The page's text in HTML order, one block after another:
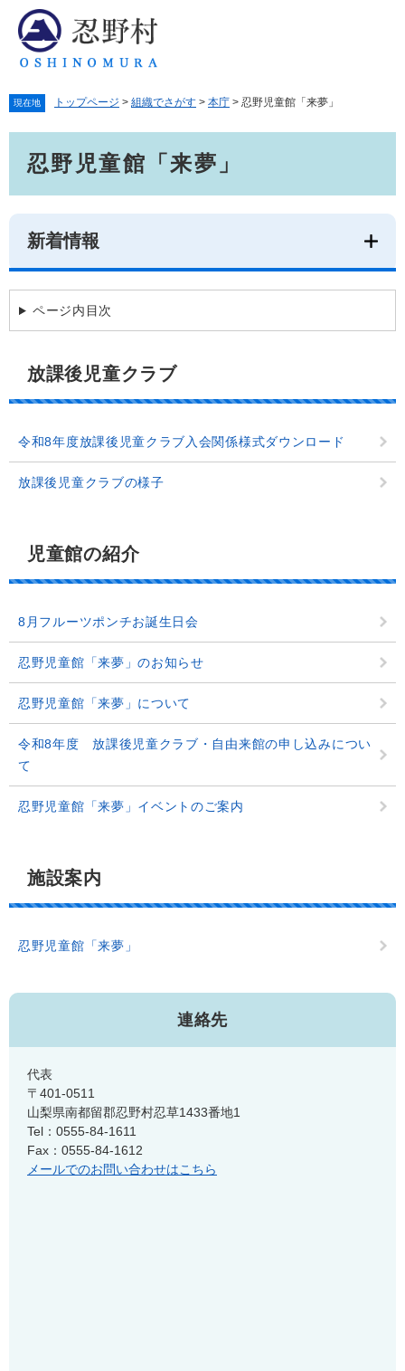
文
へ
現在地 トップページ > 組織でさがす > 本庁 > 忍野児童館「来夢」
忍野児童館「来夢」
新着情報
ページ内目次
放課後児童クラブ
令和8年度放課後児童クラブ入会関係様式ダウンロード
放課後児童クラブの様子
児童館の紹介
8月フルーツポンチお誕生日会
忍野児童館「来夢」のお知らせ
忍野児童館「来夢」について
令和8年度 放課後児童クラブ・自由来館の申し込みについ
て
忍野児童館「来夢」イベントのご案内
施設案内
忍野児童館「来夢」
連絡先
代表
〒401-0511
山梨県南都留郡忍野村忍草1433番地1
Tel：0555-84-1611
Fax：0555-84-1612
メールでのお問い合わせはこちら